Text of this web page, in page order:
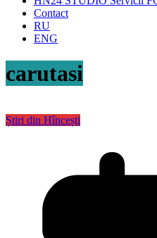
Contact
RU
ENG
carutasi
Știri din Hîncești